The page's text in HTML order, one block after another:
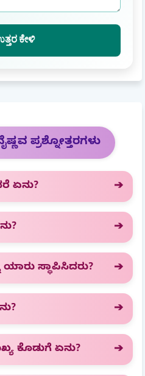
ಕೇಳಿ
ಪ್ರಶ್ನೋತ್ತರಗಳು
ಏನು?
ಯಾರು ಸ್ಥಾಪಿಸಿದರು?
ಕೊಡುಗೆ ಏನು?